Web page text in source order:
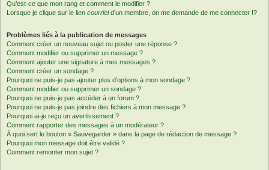
Qu’est-ce que mon rang et comment le modifier ?
Lorsque je clique sur le lien courrield’un membre, on me demande de me connecter !?
Problèmes liés à la publication de messages
Comment créer un nouveau sujet ou poster une réponse ?
Comment modifier ou supprimer un message ?
Comment ajouter une signature à mes messages ?
Comment créer un sondage ?
Pourquoi ne puis-je pas ajouter plus d’options à mon sondage ?
Comment modifier ou supprimer un sondage ?
Pourquoi ne puis-je pas accéder à un forum ?
Pourquoi ne puis-je pas joindre des fichiers à mon message ?
Pourquoi ai-je reçu un avertissement ?
Comment rapporter des messages à un modérateur ?
À quoi sert le bouton « Sauvegarder » dans la page de rédaction de message ?
Pourquoi mon message doit être validé ?
Comment remonter mon sujet ?